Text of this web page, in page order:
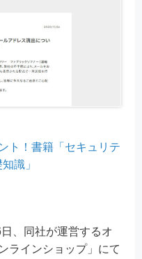
ト！書籍「セキュリテ
識」
、同社が運営するオ
ラインショップ」にて